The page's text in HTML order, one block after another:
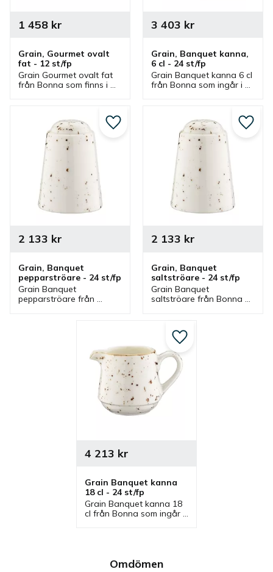
Omdömen
Grain, Gourmet ovalt
fat - 12 st/fp
Grain Gourmet ovalt fat
från Bonna som finns i
serveringsfat.
1 458kr
Grain, Banquet kanna,
6 cl - 24 st/fp
Grain Banquet kanna 6 cl
från Bonna som ingår i
gräddkanna och
serveringskanna.
3 403 kr
Grain, Banquet
pepparströare - 24 st/fp
Grain Banquet
pepparströare från
2 133 kr
Lägg till i favoriter
Grain, Banquet
saltströare - 24 st/fp
Grain Banquet
saltströare från Bonna
Saltströare med rustik
stil som även finns som
pepparströare.
2 133 kr
Lägg
Grain Banquet kanna
18 cl - 24 st/fp
Grain Banquet kanna 18
cl från Bonna som ingår i
serveringskanna.
4 213 kr
Lägg till i favoriter